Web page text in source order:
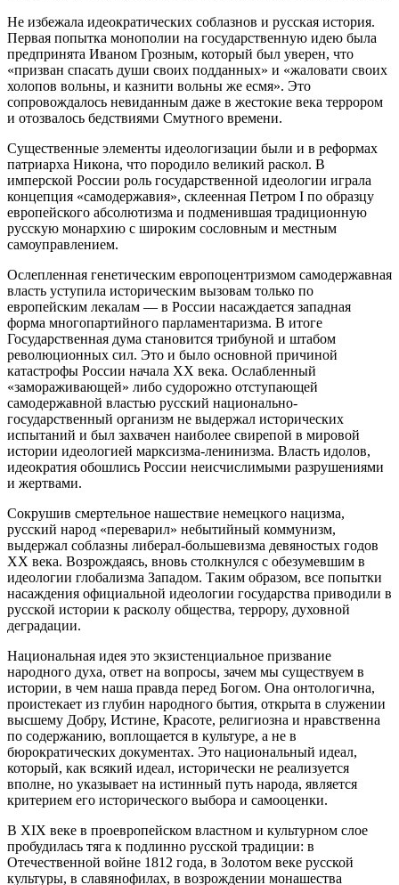
Не избежала идеократических соблазнов и русская история.
Первая попытка монополии на государственную идею была
предпринята Иваном Грозным, который был уверен, что
«призван спасать души своих подданных» и «жаловати своих
холопов вольны, и казнити вольны же есмя». Это
сопровождалось невиданным даже в жестокие века террором
и отозвалось бедствиями Смутного времени.
Существенные элементы идеологизации были и в реформах
патриарха Никона, что породило великий раскол. В
имперской России роль государственной идеологии играла
концепция «самодержавия», склеенная Петром I по образцу
европейского абсолютизма и подменившая традиционную
русскую монархию с широким сословным и местным
самоуправлением.
Ослепленная генетическим европоцентризмом самодержавная
власть уступила историческим вызовам только по
европейским лекалам — в России насаждается западная
форма многопартийного парламентаризма. В итоге
Государственная дума становится трибуной и штабом
революционных сил. Это и было основной причиной
катастрофы России начала ХХ века. Ослабленный
«замораживающей» либо судорожно отступающей
самодержавной властью русский национально-
государственный организм не выдержал исторических
испытаний и был захвачен наиболее свирепой в мировой
истории идеологией марксизма-ленинизма. Власть идолов,
идеократия обошлись России неисчислимыми разрушениями
и жертвами.
Сокрушив смертельное нашествие немецкого нацизма,
русский народ «переварил» небытийный коммунизм,
выдержал соблазны либерал-большевизма девяностых годов
ХХ века. Возрождаясь, вновь столкнулся с обезумевшим в
идеологии глобализма Западом. Таким образом, все попытки
насаждения официальной идеологии государства приводили в
русской истории к расколу общества, террору, духовной
деградации.
Национальная идея это экзистенциальное призвание
народного духа, ответ на вопросы, зачем мы существуем в
истории, в чем наша правда перед Богом. Она онтологична,
проистекает из глубин народного бытия, открыта в служении
высшему Добру, Истине, Красоте, религиозна и нравственна
по содержанию, воплощается в культуре, а не в
бюрократических документах. Это национальный идеал,
который, как всякий идеал, исторически не реализуется
вполне, но указывает на истинный путь народа, является
критерием его исторического выбора и самооценки.
В XIX веке в проевропейском властном и культурном слое
пробудилась тяга к подлинно русской традиции: в
Отечественной войне 1812 года, в Золотом веке русской
культуры, в славянофилах, в возрождении монашества